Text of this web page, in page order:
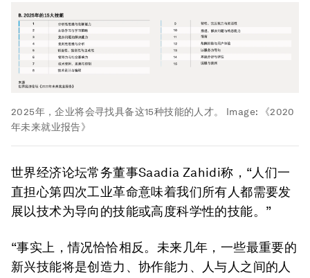
2025年，企业将会寻找具备这15种技能的人才。 Image:
《2020
年未来就业报告》
世界经济论坛常务董事Saadia Zahidi称，“人们一
直担心第四次工业革命意味着我们所有人都需要发
展以技术为导向的技能或高度科学性的技能。”
“事实上，情况恰恰相反。未来几年，一些最重要的
新兴技能将是创造力、协作能力、人与人之间的人